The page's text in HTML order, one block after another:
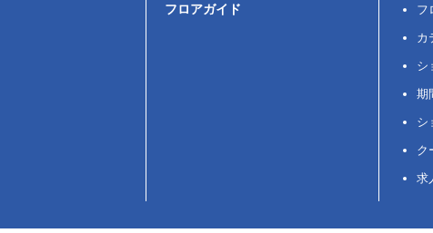
フロアガイド
フ
カ
シ
期
シ
ク
求